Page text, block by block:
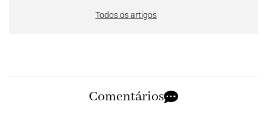
Todos os artigos
Comentários